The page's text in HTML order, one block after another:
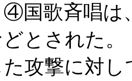
国歌斉唱は
とされた。
攻撃に対し